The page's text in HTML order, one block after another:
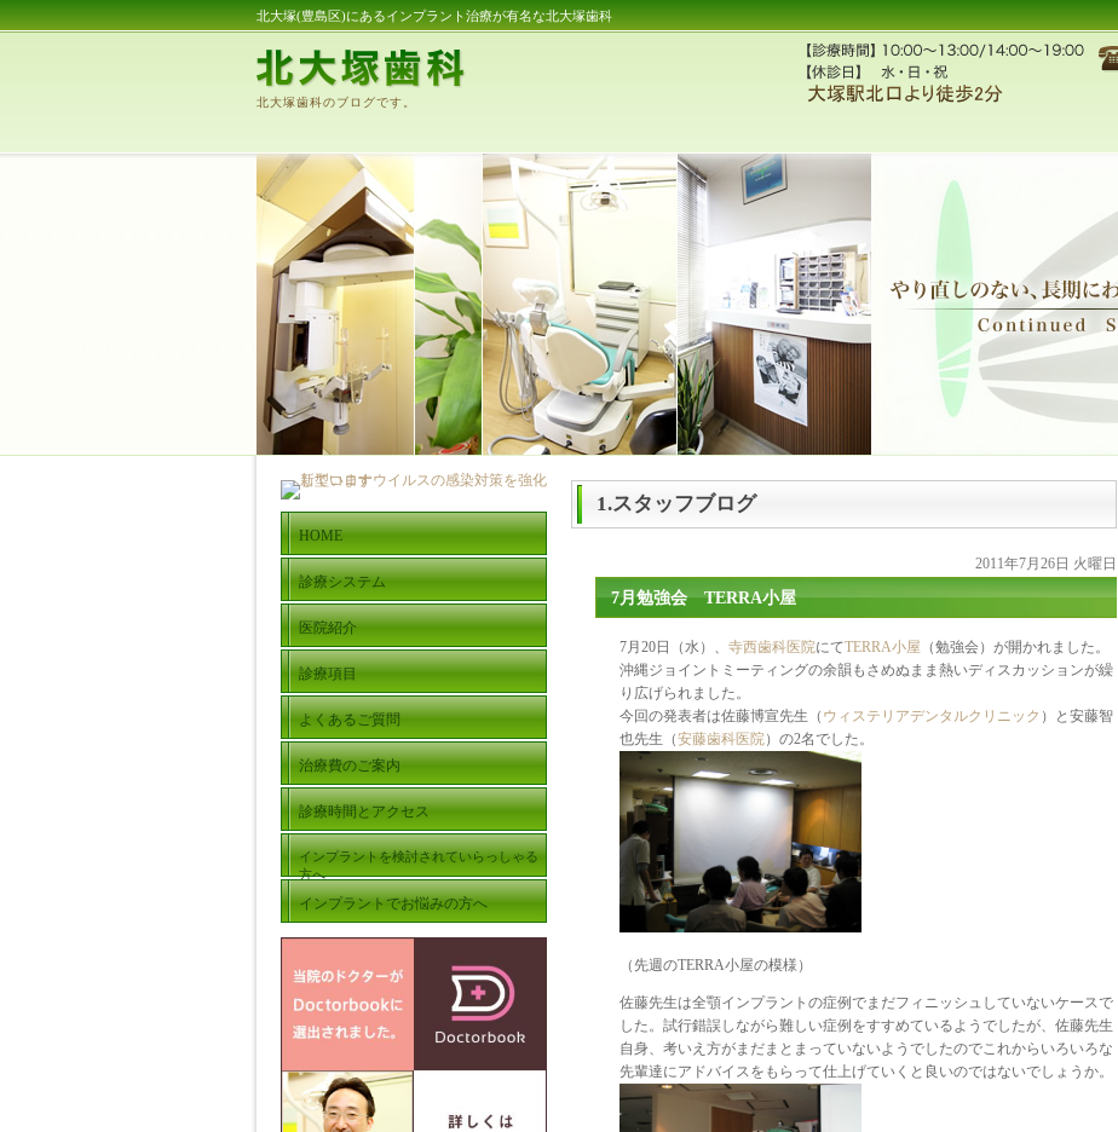
北大塚(豊島区)にあるインプラント治療が有名な北大塚歯科
北大塚歯科のブログです。
1.スタッフブログ
2011年7月26日 火曜日
7月勉強会 TERRA小屋
7月20日（水）、 寺西歯科医院にてTERRA小屋 （勉強会）が開かれました。
沖縄ジョイントミーティングの余韻もさめぬまま熱いディスカッションが繰
り広げられました。
今回の発表者は佐藤博宣先生（ ウィステリアデンタルクリニック ）と安藤智
也先生（安藤歯科医院）の2名でした。
（先週のTERRA小屋の模様）
佐藤先生は全顎インプラントの症例でまだフィニッシュしていないケースで
した。試行錯誤しながら難しい症例をすすめているようでしたが、佐藤先生
自身、考いえ方がまだまとまっていないようでしたのでこれからいろいろな
先輩達にアドバイスをもらって仕上げていくと良いのではないでしょうか。
HOME
診療システム
医院紹介
診療項目
よくあるご質問
治療費のご案内
診療時間とアクセス
インプラントを検討されていらっしゃる
方へ
インプラントでお悩みの方へ